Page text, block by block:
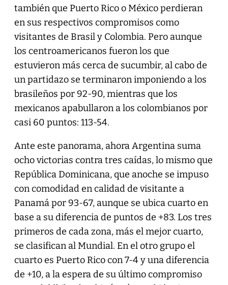
también que Puerto Rico o México perdieran
en sus respectivos compromisos como
visitantes de Brasil y Colombia. Pero aunque
los centroamericanos fueron los que
estuvieron más cerca de sucumbir, al cabo de
un partidazo se terminaron imponiendo a los
brasileños por 92-90, mientras que los
mexicanos apabullaron a los colombianos por
casi 60 puntos: 113-54.
Ante este panorama, ahora Argentina suma
ocho victorias contra tres caídas, lo mismo que
República Dominicana, que anoche se impuso
con comodidad en calidad de visitante a
Panamá por 93-67, aunque se ubica cuarto en
base a su diferencia de puntos de +83. Los tres
primeros de cada zona, más el mejor cuarto,
se clasifican al Mundial. En el otro grupo el
cuarto es Puerto Rico con 7-4 y una diferencia
de +10, a la espera de su último compromiso